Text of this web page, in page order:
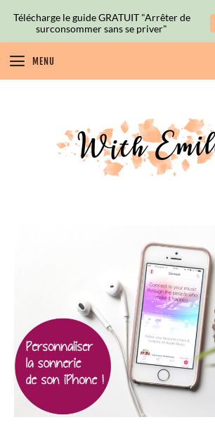
MENU
Télécharge le guide GRATUIT "Arrêter de
surconsommer sans se priver"